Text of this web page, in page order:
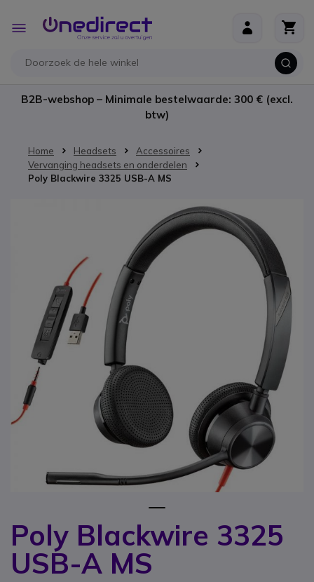
Toggle
Nav
B2B-webshop – Minimale bestelwaarde: 300 € (excl.
btw)
Home Headsets
Accessoires
Vervanging headsets en onderdelen
Poly Blackwire 3325 USB-A MS
Poly Blackwire 3325
USB-A MS
Ga naar het einde van de afbeeldingen-gallerij
Ga naar het begin van de afbeeldingen-gallerij